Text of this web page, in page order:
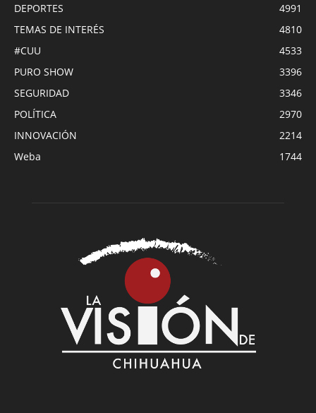
DEPORTES
4991
TEMAS DE INTERÉS
4810
#CUU
4533
PURO SHOW
3396
SEGURIDAD
3346
POLÍTICA
2970
INNOVACIÓN
2214
Weba
1744